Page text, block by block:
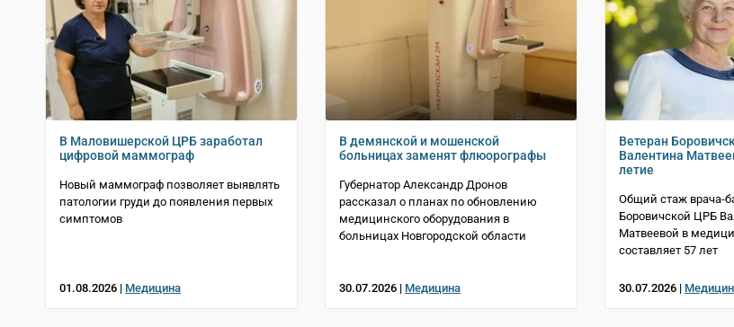
В Маловишерской ЦРБ заработал
цифровой маммограф
Новый маммограф позволяет выявлять
патологии груди до появления первых
симптомов
01.08.2026 | Медицина
В демянской и мошенской
больницах заменят флюорографы
Губернатор Александр Дронов
рассказал о планах по обновлению
медицинского оборудования в
больницах Новгородской области
30.07.2026 | Медицина
Ветеран
Валентина
летие
Общий стаж врача-
Боровичской ЦРБ
Матвеевой в
составляет 57 лет
30.07.2026 |